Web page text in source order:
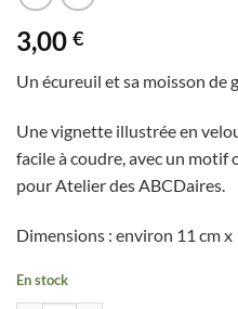
3,00 €
Un écureuil et sa moisson de
Une vignette illustrée en
facile à coudre, avec un
pour Atelier des ABCDaires.
Dimensions : environ 11 cm x
En stock